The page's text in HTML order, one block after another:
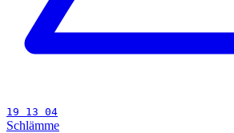
19 13 04
Schlämme